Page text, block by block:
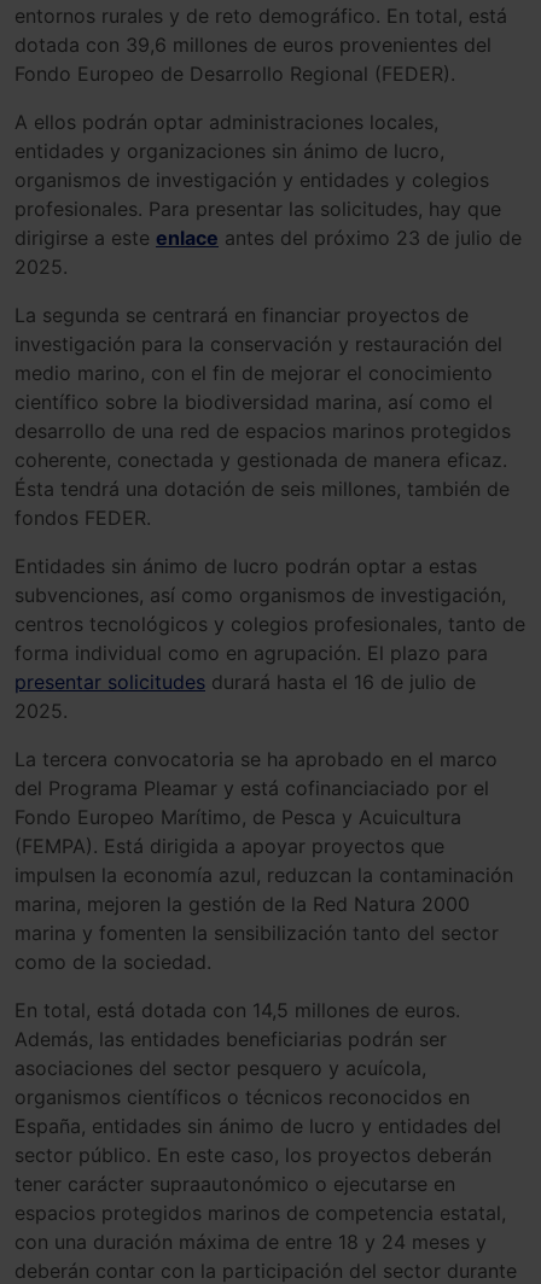
entornos rurales y de reto demográfico. En total, está
dotada con 39,6 millones de euros provenientes del
Fondo Europeo de Desarrollo Regional (FEDER).
A ellos podrán optar administraciones locales,
entidades y organizaciones sin ánimo de lucro,
organismos de investigación y entidades y colegios
profesionales. Para presentar las solicitudes, hay que
dirigirse a este enlace antes del próximo 23 de julio de
2025.
La segunda se centrará en financiar proyectos de
investigación para la conservación y restauración del
medio marino, con el fin de mejorar el conocimiento
científico sobre la biodiversidad marina, así como el
desarrollo de una red de espacios marinos protegidos
coherente, conectada y gestionada de manera eficaz.
Ésta tendrá una dotación de seis millones, también de
fondos FEDER.
Entidades sin ánimo de lucro podrán optar a estas
subvenciones, así como organismos de investigación,
centros tecnológicos y colegios profesionales, tanto de
forma individual como en agrupación. El plazo para
presentar solicitudes durará hasta el 16 de julio de
2025.
La tercera convocatoria se ha aprobado en el marco
del Programa Pleamar y está cofinanciaciado por el
Fondo Europeo Marítimo, de Pesca y Acuicultura
(FEMPA). Está dirigida a apoyar proyectos que
impulsen la economía azul, reduzcan la contaminación
marina, mejoren la gestión de la Red Natura 2000
marina y fomenten la sensibilización tanto del sector
como de la sociedad.
En total, está dotada con 14,5 millones de euros.
Además, las entidades beneficiarias podrán ser
asociaciones del sector pesquero y acuícola,
organismos científicos o técnicos reconocidos en
España, entidades sin ánimo de lucro y entidades del
sector público. En este caso, los proyectos deberán
tener carácter supraautonómico o ejecutarse en
espacios protegidos marinos de competencia estatal,
con una duración máxima de entre 18 y 24 meses y
deberán contar con la participación del sector durante